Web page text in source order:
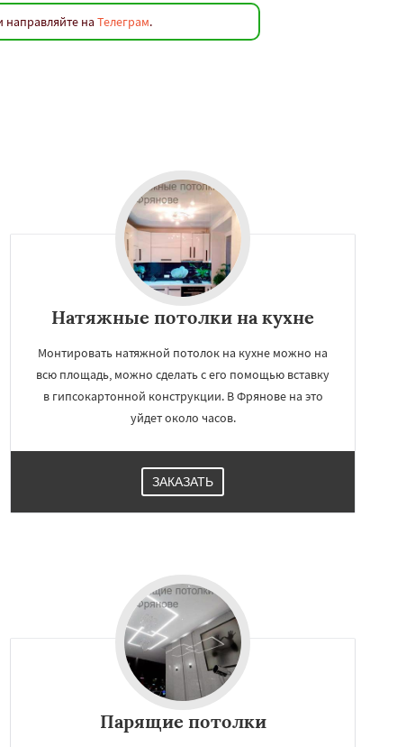
направляйте на Телеграм.
Натяжные потолки на кухне
Монтировать натяжной потолок на кухне можно на
всю площадь, можно сделать с его помощью вставку
в гипсокартонной конструкции. В Фрянове на это
уйдет около часов.
ЗАКАЗАТЬ
Парящие потолки